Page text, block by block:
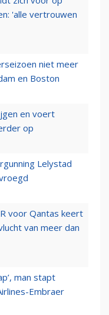
'alle vertrouwen
niet meer
en Boston
en voert
op
Lelystad
voor Qantas keert
van meer dan
man stapt
Embraer